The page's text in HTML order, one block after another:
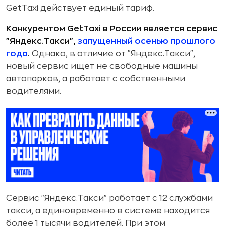
GetTaxi действует единый тариф.
Конкурентом GetTaxi в России является сервис
"Яндекс.Такси", запущенный осенью прошлого
года. Однако, в отличие от "Яндекс.Такси",
новый сервис ищет не свободные машины
автопарков, а работает с собственными
водителями.
Сервис "Яндекс.Такси" работает с 12 службами
такси, а единовременно в системе находится
более 1 тысячи водителей. При этом